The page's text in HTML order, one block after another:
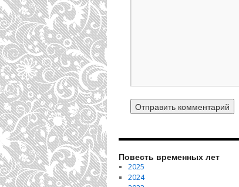
Повесть временных лет
2025
2024